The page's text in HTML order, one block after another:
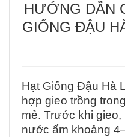
HƯỚNG DẪN
GIỐNG ĐẬU
Hạt Giống Đậu Hà
hợp gieo trồng
mẻ. Trước khi
nước ấm khoảng